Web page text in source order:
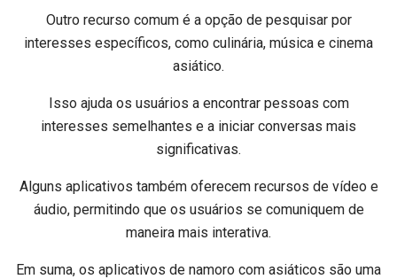
Outro recurso comum é a opção de pesquisar por
interesses específicos, como culinária, música e cinema
asiático.
Isso ajuda os usuários a encontrar pessoas com
interesses semelhantes e a iniciar conversas mais
significativas.
Alguns aplicativos também oferecem recursos de vídeo e
áudio, permitindo que os usuários se comuniquem de
maneira mais interativa.
Em suma, os aplicativos de namoro com asiáticos são uma